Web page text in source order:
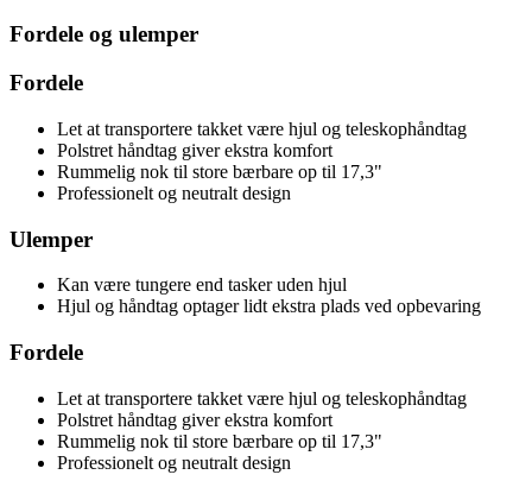
Fordele og ulemper
Fordele
Let at transportere takket være hjul og teleskophåndtag
Polstret håndtag giver ekstra komfort
Rummelig nok til store bærbare op til 17,3"
Professionelt og neutralt design
Ulemper
Kan være tungere end tasker uden hjul
Hjul og håndtag optager lidt ekstra plads ved opbevaring
Fordele
Let at transportere takket være hjul og teleskophåndtag
Polstret håndtag giver ekstra komfort
Rummelig nok til store bærbare op til 17,3"
Professionelt og neutralt design